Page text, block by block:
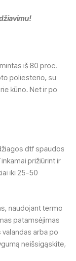
iš 80 proc.
poliesterio, su
kūno. Net ir po
dtf spaudos
prižiūrint ir
iki 25-50
naudojant termo
patamsėjimas
arba po
neišsigąskite,